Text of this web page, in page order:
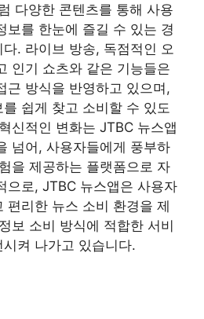
다양한 콘텐츠를 통해 사용
보를 한눈에 즐길 수 있는 경
. 라이브 방송, 독점적인 오
인기 쇼츠와 같은 기능들은
근 방식을 반영하고 있으며,
쉽게 찾고 소비할 수 있도
신적인 변화는 JTBC 뉴스앱
넘어, 사용자들에게 풍부하
을 제공하는 플랫폼으로 자
으로, JTBC 뉴스앱은 사용자
편리한 뉴스 소비 환경을 제
보 소비 방식에 적합한 서비
켜 나가고 있습니다.